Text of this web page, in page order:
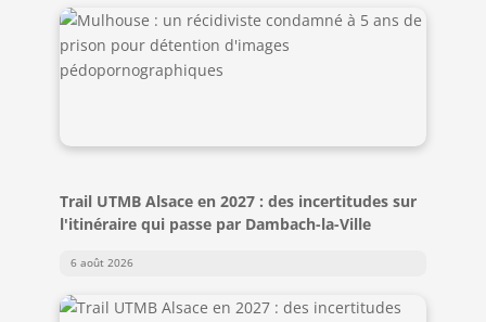
Trail UTMB Alsace en 2027 : des incertitudes sur
l'itinéraire qui passe par Dambach-la-Ville
6 août 2026